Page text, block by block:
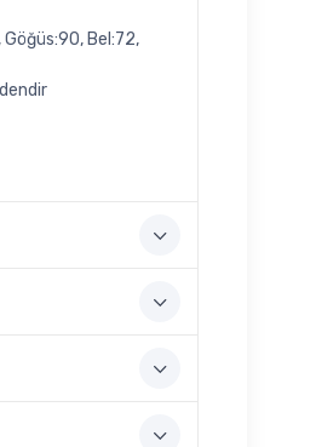
Göğüs:90, Bel:72,